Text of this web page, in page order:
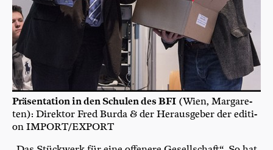
Prä­sen­ta­ti­on in den Schu­len des BFI (Wien, Mar­ga­re­
ten): Direk­tor Fred Bur­da & der Her­aus­ge­ber der edi­ti­
on IMPORT/EXPORT